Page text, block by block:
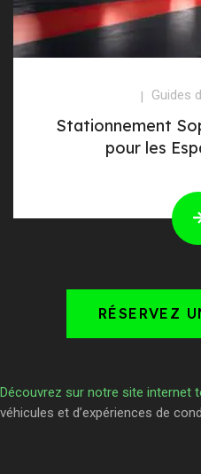
Guides
Stationnement
pour les
RÉSERVEZ
Découvrez sur notre site internet
véhicules et d’expériences de